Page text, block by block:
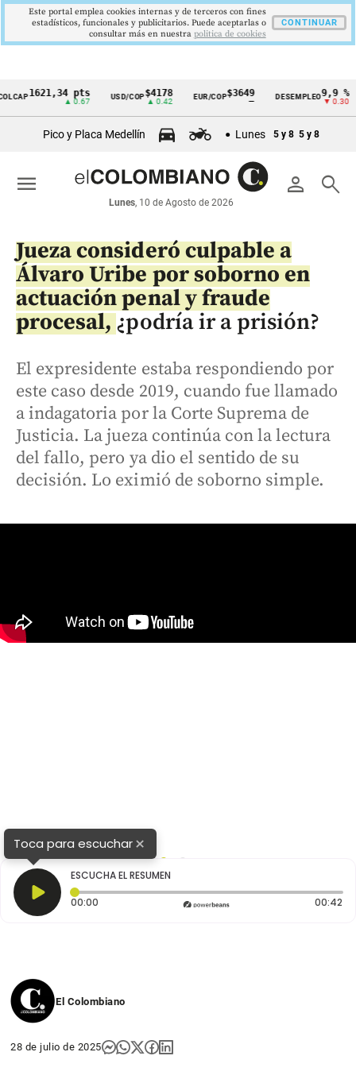
Cintillo
económicos
Colombia
1621,34 pts USD/COP$4178
▲ 0.42
EUR/COP$3649
—
DESEMPLEO9,9 %
▼ 0.30
Pico y Placa Medellín Lunes 5 y 8 5 y 8
person search
Lunes, 10 de Agosto de 2026
menu
Jueza consideró culpable a
Álvaro Uribe por soborno en
actuación penal y fraude
procesal,¿podría ir a prisión?
El expresidente estaba respondiendo por
este caso desde 2019, cuando fue llamado
a indagatoria por la Corte Suprema de
Justicia. La jueza continúa con la lectura
del fallo, pero ya dio el sentido de su
decisión. Lo eximió de soborno simple.
Toca para escuchar×
ESCUCHA EL RESUMEN
00:00 Tiempo transcurrido: 0 segundos 00:42
El Colombiano
28 de julio de 2025
Este portal emplea cookies internas y de terceros con fines
estadísticos, funcionales y publicitarios. Puede aceptarlas o
consultar más en nuestra politica de cookies
CONTINUAR